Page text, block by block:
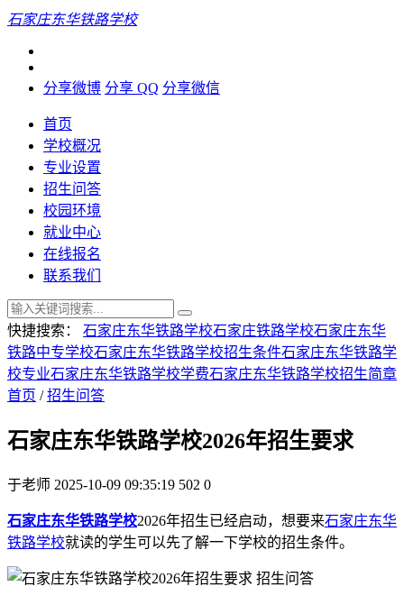
石家庄东华铁路学校
分享微博 分享 QQ 分享微信
首页
学校概况
专业设置
招生问答
校园环境
就业中心
在线报名
联系我们
快捷搜索： 石家庄东华铁路学校石家庄铁路学校石家庄东华
铁路中专学校石家庄东华铁路学校招生条件石家庄东华铁路学
校专业石家庄东华铁路学校学费石家庄东华铁路学校招生简章
首页 /招生问答
石家庄东华铁路学校2026年招生要求
于老师 2025-10-09 09:35:19 502 0
石家庄东华铁路学校2026年招生已经启动，想要来石家庄东华
铁路学校就读的学生可以先了解一下学校的招生条件。